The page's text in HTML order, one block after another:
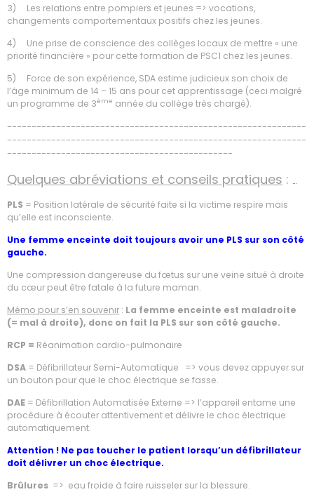
3) Les relations entre pompiers et jeunes => vocations,
changements comportementaux positifs chez les jeunes.
4) Une prise de conscience des collèges locaux de mettre « une
priorité financière » pour cette formation de PSC1 chez les jeunes.
5) Force de son expérience, SDA estime judicieux son choix de
l’âge minimum de 14 – 15 ans pour cet apprentissage (ceci malgré
un programme de 3ème année du collège très chargé).
-------------------------------------------------------------
-------------------------------------------------------------
----------------------------------------------
Quelques abréviations et conseils pratiques : …
PLS = Position latérale de sécurité faite si la victime respire mais
qu’elle est inconsciente.
Une femme enceinte doit toujours avoir une PLS sur son côté
gauche.
Une compression dangereuse du fœtus sur une veine situé à droite
du cœur peut être fatale à la future maman.
Mémo pour s’en souvenir : La femme enceinte est maladroite
(= mal à droite), donc on fait la PLS sur son côté gauche.
RCP = Réanimation cardio-pulmonaire
DSA = Défibrillateur Semi-Automatique => vous devez appuyer sur
un bouton pour que le choc électrique se fasse.
DAE = Défibrillation Automatisée Externe => l’appareil entame une
procédure à écouter attentivement et délivre le choc électrique
automatiquement.
Attention ! Ne pas toucher le patient lorsqu’un défibrillateur
doit délivrer un choc électrique.
Brûlures => eau froide à faire ruisseler sur la blessure.